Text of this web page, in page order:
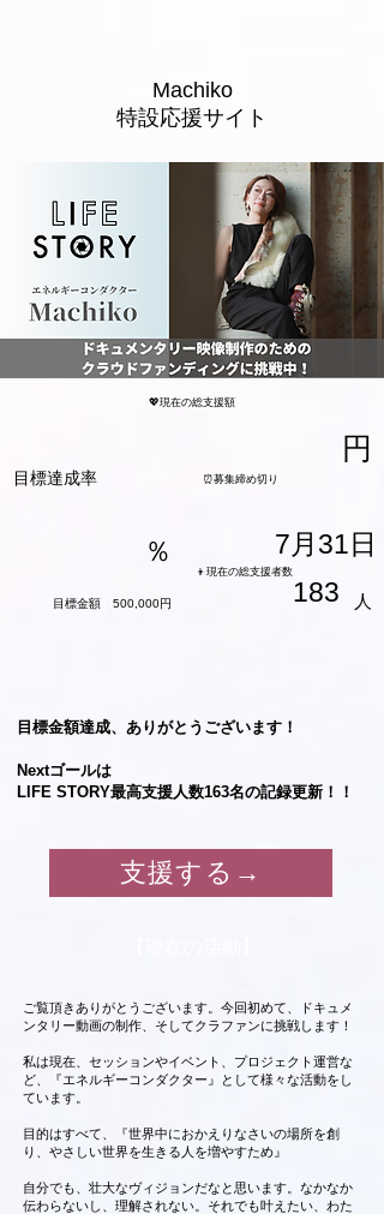
Machiko
特設応援サイト
💖現在の総支援額
​円
👦現在の総支援者数
​目標金額 500,000円
​目標達成率
人
⏰募集締め切り
​7月31日
％
183
目標金額達成、ありがとうございます！
Nextゴールは
LIFE STORY最高支援人数163名の記録更新！！
支援する→
ご覧頂きありがとうございます。今回初めて、ドキュメ
ンタリー動画の制作、そしてクラファンに挑戦します！
私は現在、セッションやイベント、プロジェクト運営な
ど、『エネルギーコンダクター』として様々な活動をし
ています。
目的はすべて、『世界中におかえりなさいの場所を創
り、やさしい世界を生きる人を増やすため』
自分でも、壮大なヴィジョンだなと思います。なかなか
伝わらないし、理解されない。それでも叶えたい、わた